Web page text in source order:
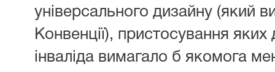
універсального дизайну (який
Конвенції), пристосування
інваліда вимагало б якомога